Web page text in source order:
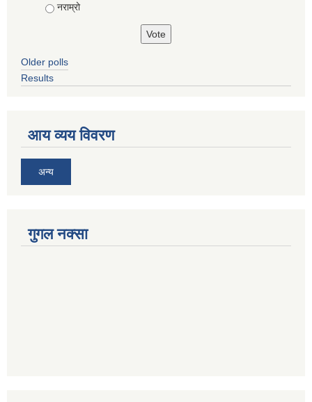
नराम्रो
Older polls
Results
आय व्यय विवरण
अन्य
गुगल नक्सा